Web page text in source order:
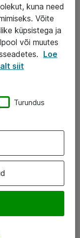
kuna need
Võite
küpsistega ja
või muutes
Loe
siit
Turundus